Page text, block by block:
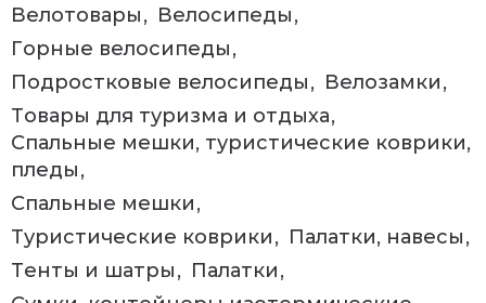
Велотовары
Велосипеды
Горные велосипеды
Подростковые велосипеды
Велозамки
Товары для туризма и отдыха
Спальные мешки, туристические коврики,
пледы
Спальные мешки
Туристические коврики
Палатки, навесы
Тенты и шатры
Палатки